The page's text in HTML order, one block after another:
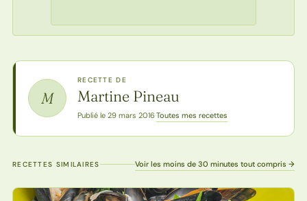
M
RECETTE DE
Martine Pineau
Publié le 29 mars 2016·Toutes mes recettes
RECETTES SIMILAIRES Voir les moins de 30 minutes tout compris →